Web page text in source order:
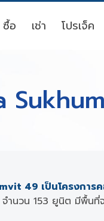
ซื้อ เช่า โปรเจ็ค
49 เป็นโครงการ
ำนวน 153 ยูนิต มีพื้นที่